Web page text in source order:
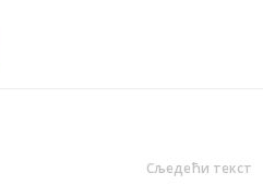
Сљедећи текст